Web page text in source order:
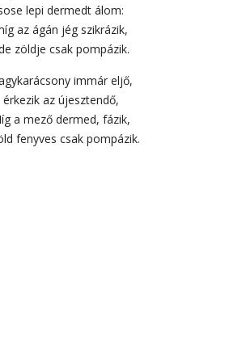
lepi dermedt álom:
az ágán jég szikrázik,
zöldje csak pompázik.
immár eljő,
érkezik az újesztendő,
a mező dermed, fázik,
fenyves csak pompázik.